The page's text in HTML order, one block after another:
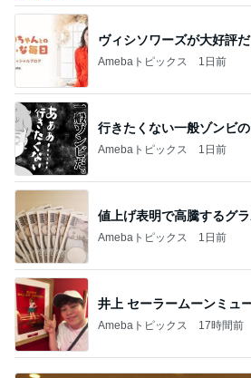
ヴィシソワーズが大好評
Amebaトピックス 1日前
行きたくない一般ゾンビ
Amebaトピックス 1日前
値上げ表明で高騰するグ
Amebaトピックス 1日前
井上 セーラームーンミュ
Amebaトピックス 17時間前